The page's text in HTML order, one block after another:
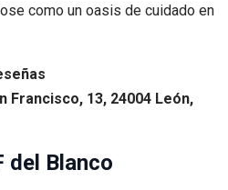
como un oasis de cuidado en
Francisco, 13, 24004 León,
del Blanco